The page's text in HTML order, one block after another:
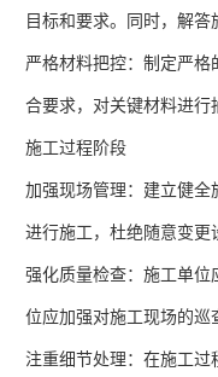
目标和要求。同时，解答
严格材料把控：制定严
合要求，对关键材料进行
施工过程阶段
加强现场管理：建立健全
进行施工，杜绝随意变更
强化质量检查：施工单位
位应加强对施工现场的巡
注重细节处理：在施工